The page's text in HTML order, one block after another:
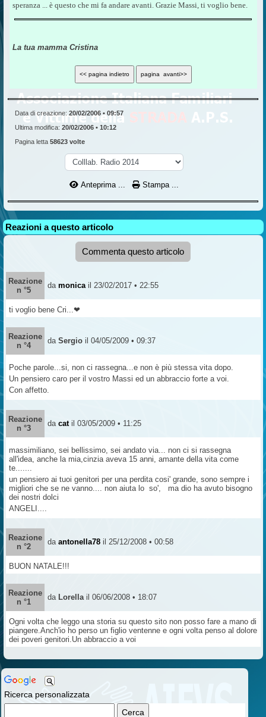
Ricerca personalizzata
speranza ... è questo che mi fa andare avanti. Grazie Massi, ti voglio bene.
La tua mamma Cristina
Data di creazione: 20/02/2006 • 09:57
Ultima modifica: 20/02/2006 • 10:12
Pagina letta 58623 volte
Anteprima ... Stampa ...
Reazioni a questo articolo
Commenta questo articolo
Reazione
n °5
da monica il 23/02/2017 • 22:55
ti voglio bene Cri...❤
Reazione
n °4
da Sergioil 04/05/2009 • 09:37
Poche parole...si, non ci rassegna...e non è più stessa vita dopo.
Un pensiero caro per il vostro Massi ed un abbraccio forte a voi.
Con affetto.
Reazione
n °3
da cat il 03/05/2009 • 11:25
massimiliano, sei bellissimo, sei andato via... non ci si rassegna
all'idea, anche la mia,cinzia aveva 15 anni, amante della vita come
te.......
un pensiero ai tuoi genitori per una perdita cosi' grande, sono sempre i
migliori che se ne vanno.... non aiuta lo so', ma dio ha avuto bisogno
dei nostri dolci
ANGELI....
Reazione
n °2
da antonella78 il 25/12/2008 • 00:58
BUON NATALE!!!
Reazione
n °1
da Lorellail 06/06/2008 • 18:07
Ogni volta che leggo una storia su questo sito non posso fare a mano di
piangere.Anch'io ho perso un figlio ventenne e ogni volta penso al dolore
dei poveri genitori.Un abbraccio a voi